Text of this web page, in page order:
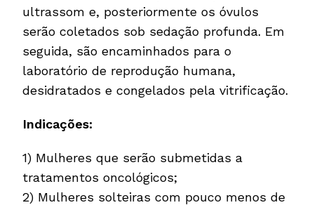
ultrassom e, posteriormente os óvulos
serão coletados sob sedação profunda. Em
seguida, são encaminhados para o
laboratório de reprodução humana,
desidratados e congelados pela vitrificação.
Indicações:
1) Mulheres que serão submetidas a
tratamentos oncológicos;
2) Mulheres solteiras com pouco menos de